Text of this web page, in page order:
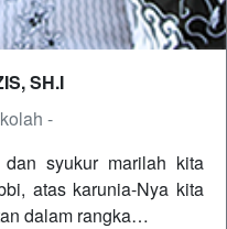
SH.I
-
syukur marilah kita
atas karunia-Nya kita
dalam rangka…